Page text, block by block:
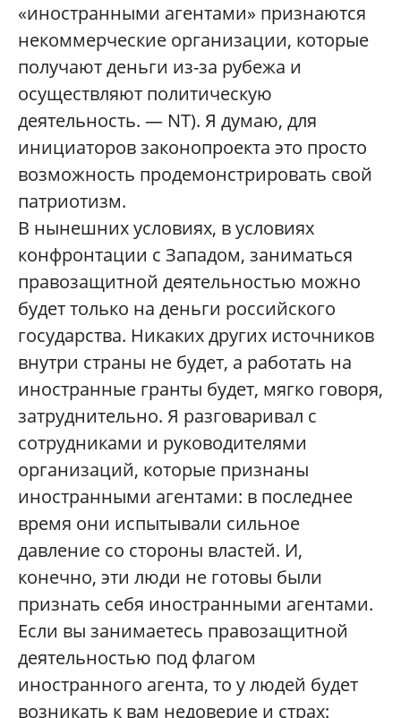
«иностранными агентами» признаются
некоммерческие организации, которые
получают деньги из-за рубежа и
осуществляют политическую
деятельность. — NT). Я думаю, для
инициаторов законопроекта это просто
возможность продемонстрировать свой
патриотизм.
В нынешних условиях, в условиях
конфронтации с Западом, заниматься
правозащитной деятельностью можно
будет только на деньги российского
государства. Никаких других источников
внутри страны не будет, а работать на
иностранные гранты будет, мягко говоря,
затруднительно. Я разговаривал с
сотрудниками и руководителями
организаций, которые признаны
иностранными агентами: в последнее
время они испытывали сильное
давление со стороны властей. И,
конечно, эти люди не готовы были
признать себя иностранными агентами.
Если вы занимаетесь правозащитной
деятельностью под флагом
иностранного агента, то у людей будет
возникать к вам недоверие и страх: